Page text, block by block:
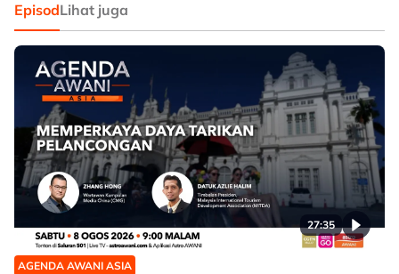
EpisodLihat juga
27:35
AGENDA AWANI ASIA